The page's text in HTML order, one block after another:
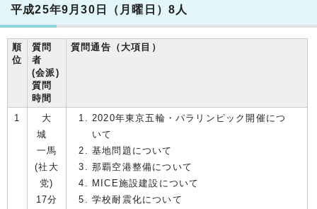
平成25年9月30日（月曜日）8人
順
位
質問
者
(会派)
質問
時間
質問通告（大項目）
1
大
城
一馬
(社大
党)
17分
2020年東京五輪・パラリンピック開催につ
いて
基地問題について
那覇空港整備について
MICE施設建設について
学校耐震化について